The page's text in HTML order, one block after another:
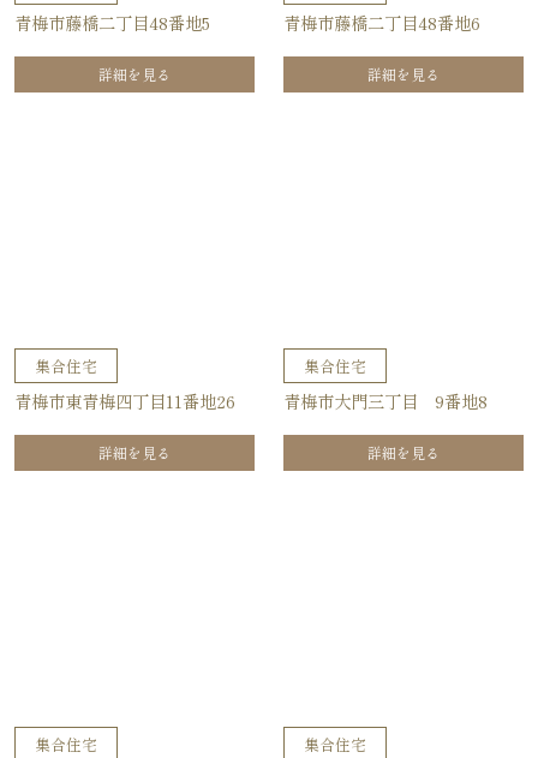
青梅市藤橋二丁目48番地5
詳細を見る
青梅市藤橋二丁目48番地6
詳細を見る
集合住宅
青梅市東青梅四丁目11番地26
詳細を見る
集合住宅
青梅市大門三丁目 9番地8
詳細を見る
集合住宅 集合住宅